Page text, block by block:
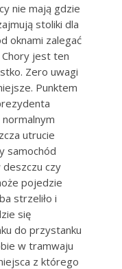
nie mają gdzie
stoliki dla
oknami zalegać
jest ten
Zero uwagi
Punktem
utrucie
samochód
deszczu czy
pojedzie
strzeliło i
się
do przystanku
w tramwaju
z którego